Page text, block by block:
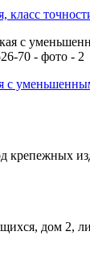
класс
с
крепежных
дом 2,